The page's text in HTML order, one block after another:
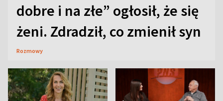
dobre i na złe” ogłosił, że się
żeni. Zdradził, co zmienił syn
Rozmowy